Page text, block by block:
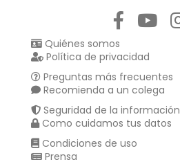
Quiénes somos
Política de privacidad
Preguntas más frecuentes
Recomienda a un colega
Seguridad de la información
Como cuidamos tus datos
Condiciones de uso
Prensa